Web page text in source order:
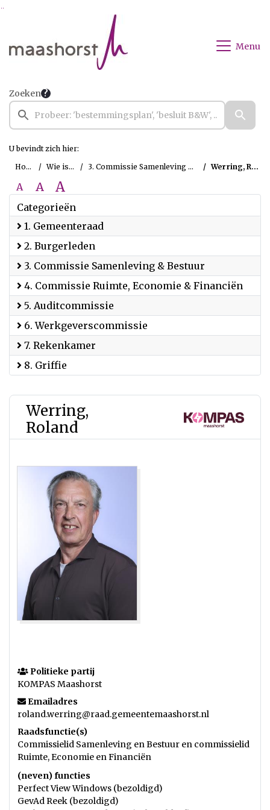
Ga naar de inhoud van deze pagina
Menu
Zoeken
U bevindt zich hier:
Home
Wie is wie 3. Commissie Samenleving & Bestuur Werring, Roland
A A A
Categorieën
1. Gemeenteraad
2. Burgerleden
3. Commissie Samenleving & Bestuur
4. Commissie Ruimte, Economie & Financiën
5. Auditcommissie
6. Werkgeverscommissie
7. Rekenkamer
8. Griffie
Werring,
Roland
Politieke partij
KOMPAS Maashorst
Emailadres
roland.werring@raad.gemeentemaashorst.nl
Raadsfunctie(s)
Commissielid Samenleving en Bestuur en commissielid
Ruimte, Economie en Financiën
(neven) functies
Perfect View Windows (bezoldigd)
GevAd Reek (bezoldigd)